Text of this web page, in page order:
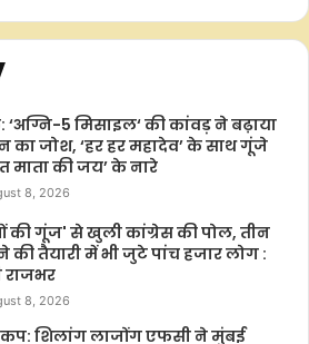
‘अग्नि-5 मिसाइल‘ की कांवड़ ने बढ़ाया
का जोश, ‘हर हर महादेव’ के साथ गूंजे
माता की जय’ के नारे
8, 2026
की गूंज' से खुली कांग्रेस की पोल, तीन
की तैयारी में भी जुटे पांच हजार लोग :
राजभर
8, 2026
कप: शिलांग लाजोंग एफसी ने मुंबई